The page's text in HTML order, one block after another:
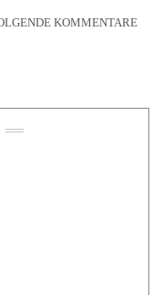
KOMMENTARE